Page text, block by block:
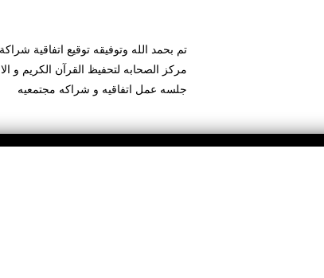
تم بحمد الله وتوفيقه توقيع اتفاقية
مركز الصحابه لتحفيظ القرآن الكريم و
جلسه عمل اتفاقيه و شراكه مجتمعيه